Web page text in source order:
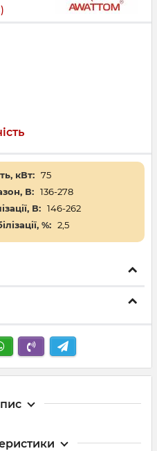
кВт: 75
В: 136-278
В: 146-262
%: 2,5